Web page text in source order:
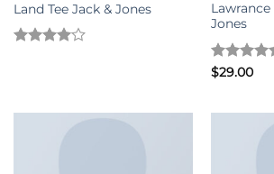
Land Tee Jack & Jones
Lawrance
Jones
評分4.5
$29.00